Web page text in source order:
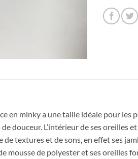
en minky a une taille idéale pour les
douceur. L’intérieur de ses oreilles
de textures et de sons, en effet ses
mousse de polyester et ses oreilles